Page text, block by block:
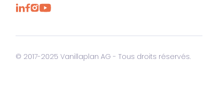
© 2017-2025 Vanillaplan AG - Tous droits réservés.